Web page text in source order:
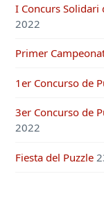
I Concurs Solidari
2022
Primer
1er Concurso de
3er Concurso de
2022
Fiesta del Puzzle